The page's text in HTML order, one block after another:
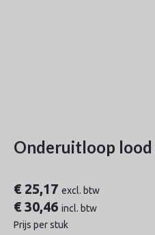
Onderuitloop lood
€ 25,17 excl. btw
€ 30,46 incl. btw
Prijs per stuk